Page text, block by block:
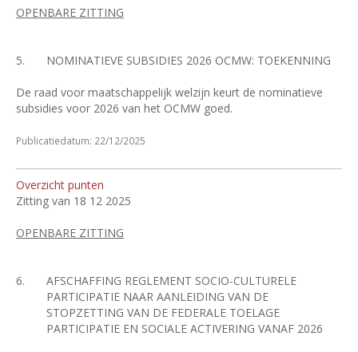
OPENBARE ZITTING
5. NOMINATIEVE SUBSIDIES 2026 OCMW: TOEKENNING
De raad voor maatschappelijk welzijn keurt de nominatieve
subsidies voor 2026 van het OCMW goed.
Publicatiedatum: 22/12/2025
Overzicht punten
Zitting van 18 12 2025
OPENBARE ZITTING
6.
AFSCHAFFING REGLEMENT SOCIO-CULTURELE
PARTICIPATIE NAAR AANLEIDING VAN DE
STOPZETTING VAN DE FEDERALE TOELAGE
PARTICIPATIE EN SOCIALE ACTIVERING VANAF 2026